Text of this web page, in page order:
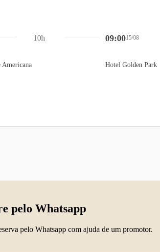
09:0015/08
Hotel Golden Park
10h
pelo Whatsapp
pelo Whatsapp com ajuda de um promotor.